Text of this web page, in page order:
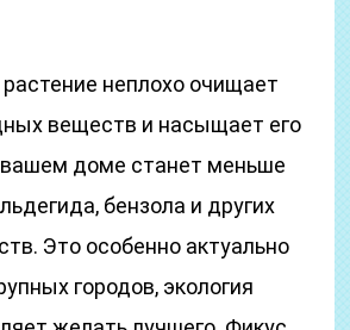
неплохо очищает
веществ и насыщает его
доме станет меньше
бензола и других
Это особенно актуально
городов, экология